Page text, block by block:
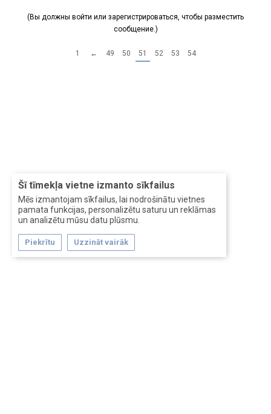
Šī tīmekļa vietne izmanto sīkfailus
Mēs izmantojam sīkfailus, lai nodrošinātu vietnes
pamata funkcijas, personalizētu saturu un reklāmas
un analizētu mūsu datu plūsmu.
Piekrītu Uzzināt vairāk
(Вы должны войти или зарегистрироваться, чтобы разместить
сообщение.)
1 ← 49 50 51 52 53 54